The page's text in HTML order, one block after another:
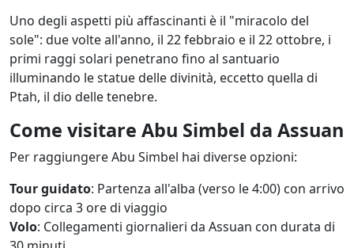
Uno degli aspetti più affascinanti è il "miracolo del
sole": due volte all'anno, il 22 febbraio e il 22 ottobre, i
primi raggi solari penetrano fino al santuario
illuminando le statue delle divinità, eccetto quella di
Ptah, il dio delle tenebre.
Come visitare Abu Simbel da Assuan
Per raggiungere Abu Simbel hai diverse opzioni:
Tour guidato: Partenza all'alba (verso le 4:00) con arrivo
dopo circa 3 ore di viaggio
Volo: Collegamenti giornalieri da Assuan con durata di